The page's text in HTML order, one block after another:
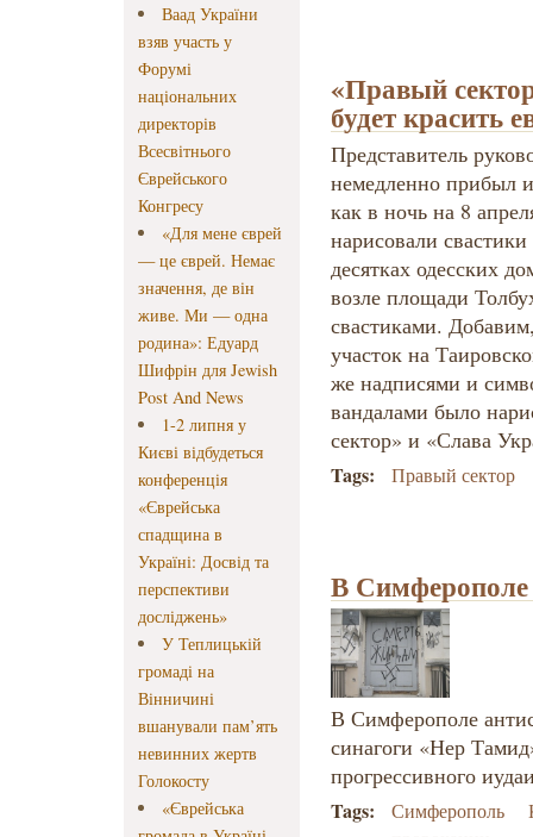
Ваад України
взяв участь у
Форумі
національних
директорів
Всесвітнього
Єврейського
Конгресу
«Для мене єврей
— це єврей. Немає
значення, де він
живе. Ми — одна
родина»: Едуард
Шифрін для Jewish
Post And News
1-2 липня у
Києві відбудеться
конференція
«Єврейська
спадщина в
Україні: Досвід та
перспективи
досліджень»
У Теплицькій
громаді на
Вінничині
вшанували пам’ять
невинних жертв
Голокосту
«Єврейська
«Правый
будет красить
Представитель
немедленно прибыл
как в ночь на 8
нарисовали
десятках одесских
возле площади
свастиками.
участок на
же надписями и
вандалами было
сектор» и «Слава
Tags: Правый сектор
В Симферополе
В Симферополе
синагоги «Нер
прогрессивного
Tags: Симферополь